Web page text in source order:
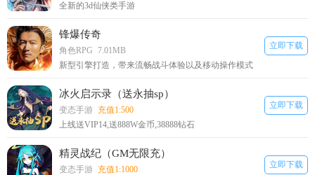
全新的3d仙侠类手游
锋爆传奇
角色RPG
7.01MB
新型引擎打造，带来流畅战斗体验以及移动操作模式
立即下载
冰火启示录（送永抽sp）
变态手游 充值1:500
上线送VIP14,送888W金币,38888钻石
立即下载
精灵战纪（GM无限充）
变态手游 充值1:1000
立即下载